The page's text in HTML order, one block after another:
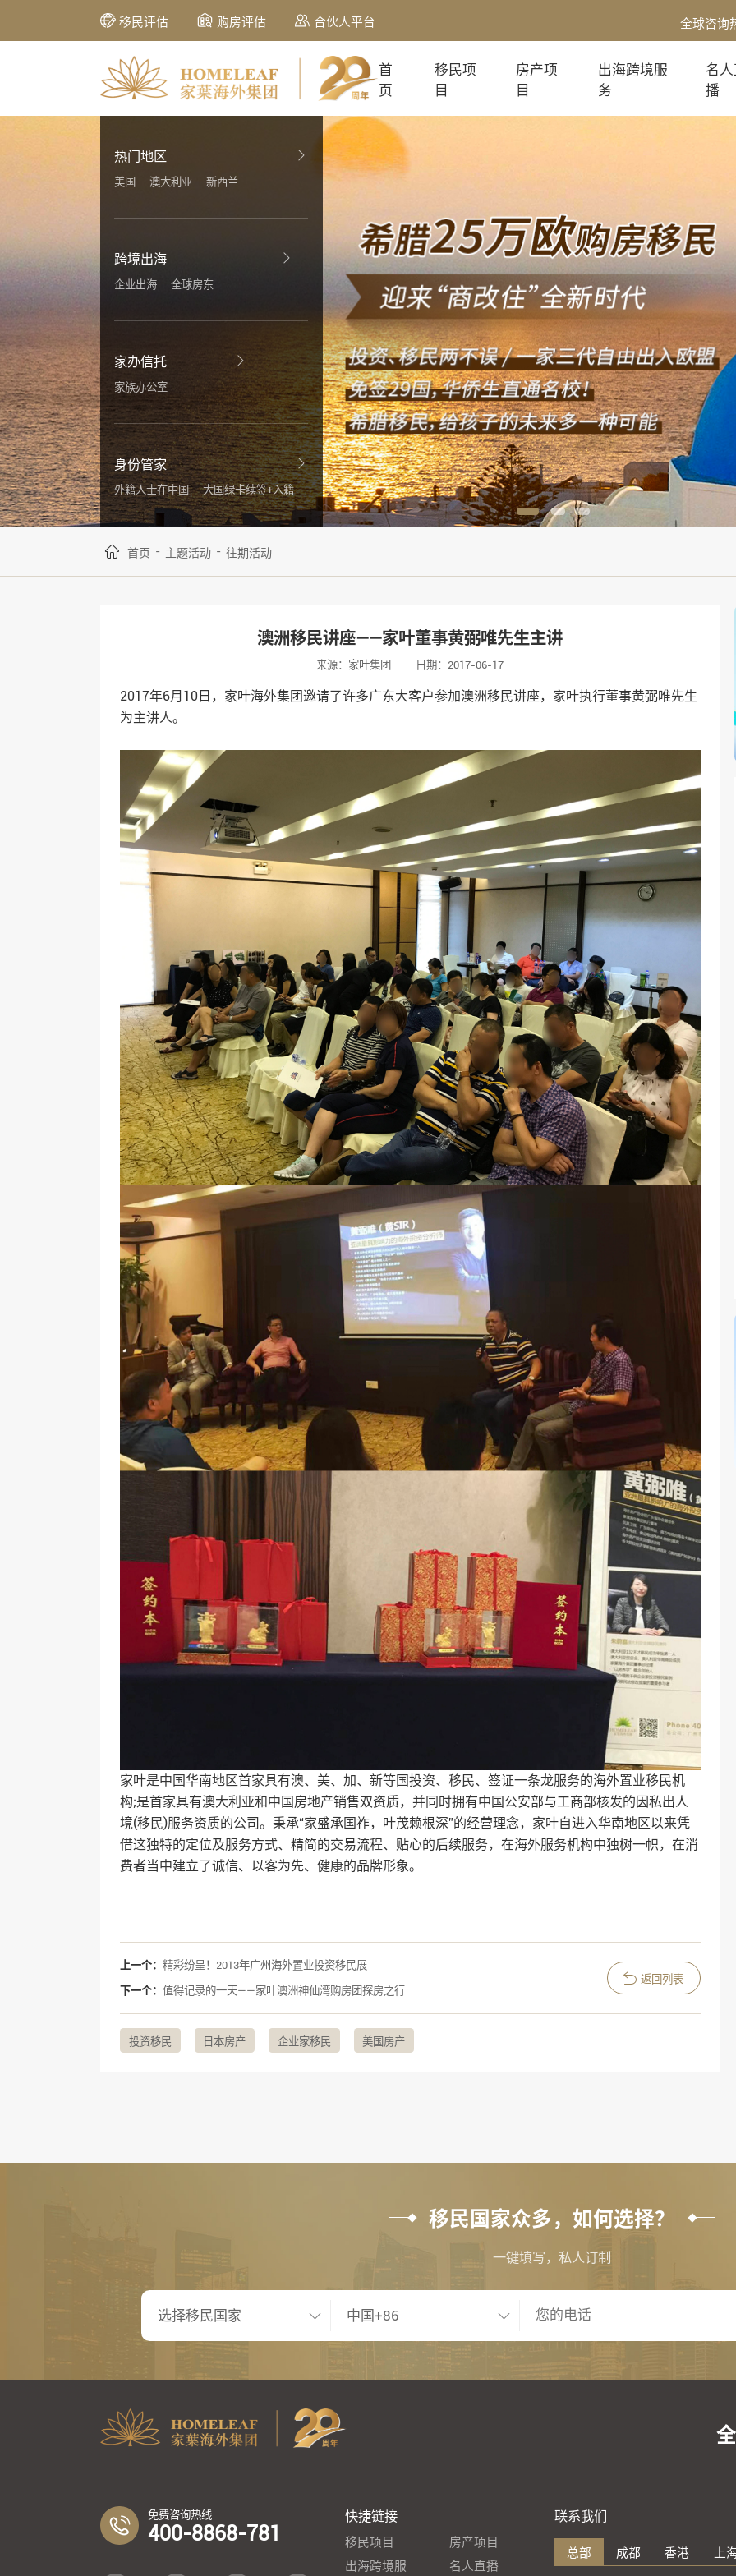
移民评估 购房评估 合伙人平台 全球咨询
首
页
移民项
目
房产项
目
出海跨境服
务
名
播
热门地区
美国 澳大利亚 新西兰
跨境出海
企业出海 全球房东
家办信托
家族办公室
身份管家
外籍人士在中国 大国绿卡续签+入籍
首页 - 主题活动 - 往期活动
澳洲移民讲座——家叶董事黄弼唯先生主讲
来源：家叶集团 日期：2017-06-17
2017年6月10日， 家叶海外集团邀请了许多广东大客户参加澳洲移民讲座，家叶执行董事黄弼唯先生
为主讲人。
家叶是中国华南地区首家具有澳、美、加、新等国投资、移民、签证一条龙服务的海外置业移民机
构;是首家具有澳大利亚和中国房地产销售双资质，并同时拥有中国公安部与工商部核发的因私出人
境(移民)服务资质的公司。秉承“家盛承国祚，叶茂赖根深”的经营理念，家叶自进入华南地区以来凭
借这独特的定位及服务方式、精简的交易流程、贴心的后续服务，在海外服务机构中独树一帜，在消
费者当中建立了诚信、以客为先、健康的品牌形象。
上一个：精彩纷呈！2013年广州海外置业投资移民展
下一个：值得记录的一天——家叶澳洲神仙湾购房团探房之行
返回列表
投资移民 日本房产 企业家移民 美国房产
移民国家众多，如何选择？
一键填写，私人订制
免费咨询热线
400-8868-781
快捷链接
移民项目
房产项目
出海跨境服
名人直播
联系我们
总部 成都 香港 上